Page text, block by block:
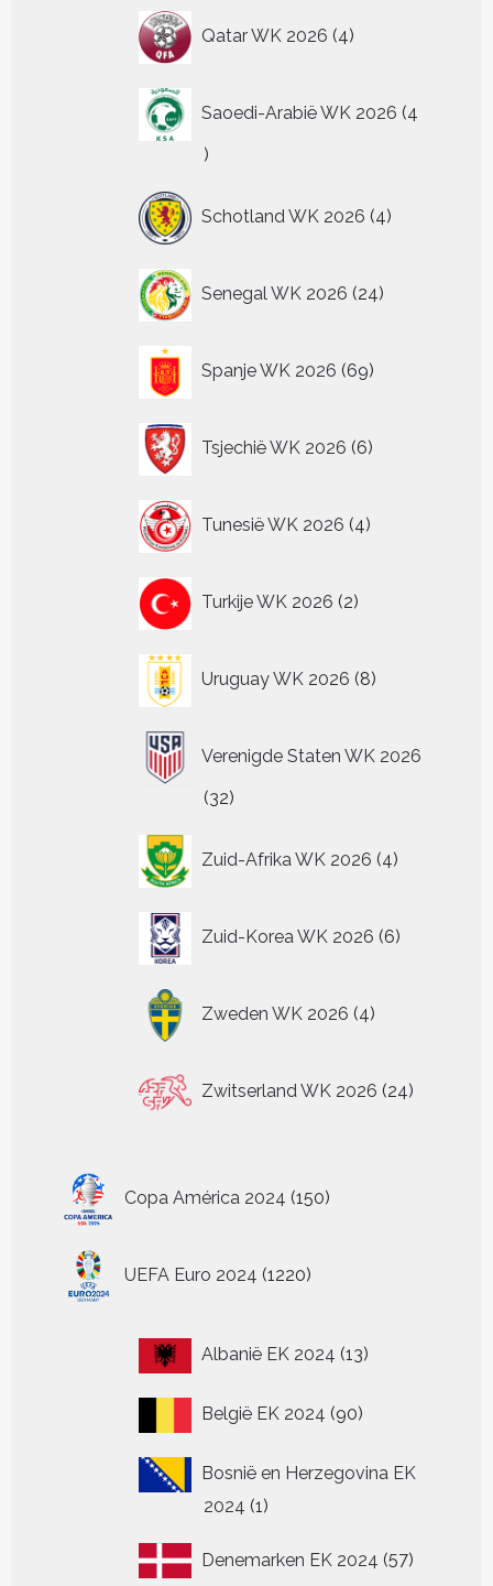
Qatar WK 2026 4
producten
Saoedi-Arabië WK 2026 4
4
Schotland WK 2026 4
producten
Senegal WK 2026 24
producten
Spanje WK 2026 69
producten
Tsjechië WK 2026 6
producten
Tunesië WK 2026 4
producten
Turkije WK 2026 2
producten
Uruguay WK 2026 8
producten
Verenigde Staten WK 2026
3232
Zuid-Afrika WK 2026 4
producten
Zuid-Korea WK 2026 6
producten
Zweden WK 2026 4
producten
Zwitserland WK 2026 24
producten
Copa América 2024 150
producten
UEFA Euro 2024 1220
producten
Albanië EK 2024 1313
België EK 2024 9090
Bosnië en Herzegovina EK
2024 11
Denemarken EK 2024 5757